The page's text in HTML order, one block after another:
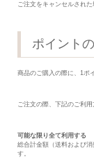
ご注文をキャンセルされ
ポイント
商品のご購入の際に、1ポ
ご注文の際、下記のご利用
可能な限り全て利用する
総合計金額（送料および
す。